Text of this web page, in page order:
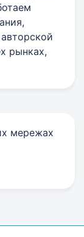
рынках,
мережах